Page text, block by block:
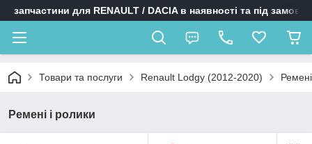
запчастини для RENAULT / DACIA в наявності та під
Товари та послуги Renault Lodgy (2012-2020)
Ремені і ролики